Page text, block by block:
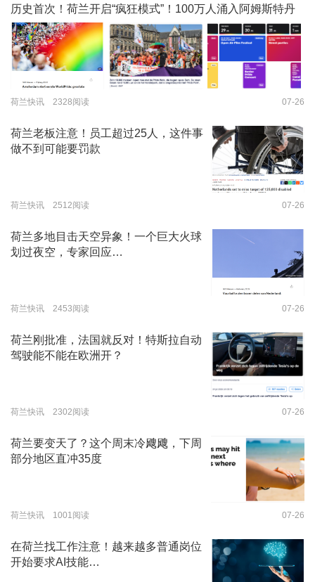
历史首次！荷兰开启“疯狂模式”！100万人涌入阿姆斯特丹
荷兰快讯 2328阅读 07-26
荷兰老板注意！员工超过25人，这件事
做不到可能要罚款
荷兰快讯 2512阅读 07-26
荷兰多地目击天空异象！一个巨大火球
划过夜空，专家回应…
荷兰快讯 2453阅读 07-26
荷兰刚批准，法国就反对！特斯拉自动
驾驶能不能在欧洲开？
荷兰快讯 2302阅读 07-26
荷兰要变天了？这个周末冷飕飕，下周
部分地区直冲35度
荷兰快讯 1001阅读 07-26
在荷兰找工作注意！越来越多普通岗位
开始要求AI技能…